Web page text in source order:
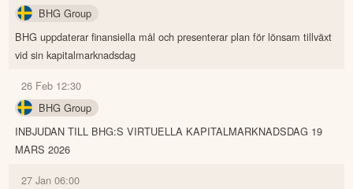
BHG Group
BHG uppdaterar finansiella mål och presenterar plan för lönsam tillväxt
vid sin kapitalmarknadsdag
26 Feb 12:30
BHG Group
INBJUDAN TILL BHG:S VIRTUELLA KAPITALMARKNADSDAG 19
MARS 2026
27 Jan 06:00